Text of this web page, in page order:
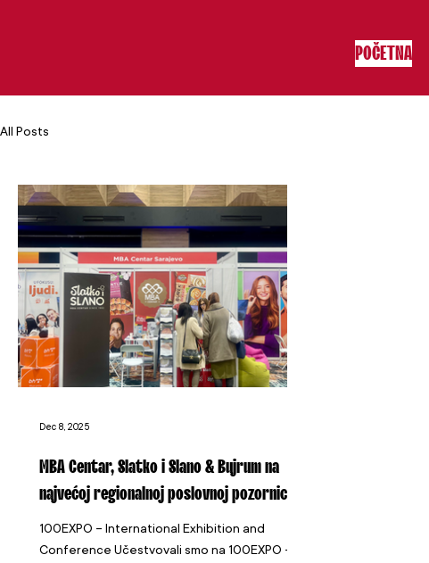
POČETNA
All Posts
MBA Centar, Slatko i Slano & Bujrum na
najvećoj regionalnoj poslovnoj pozornici
100EXPO – International Exhibition and
Conference Učestvovali smo na 100EXPO –
Dec 8, 2025